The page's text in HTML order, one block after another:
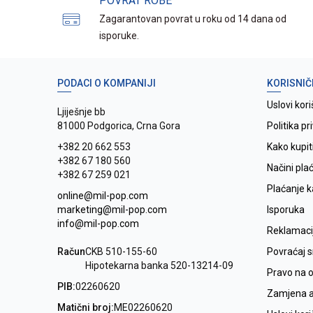
Zagarantovan povrat u roku od 14 dana od
isporuke.
PODACI O KOMPANIJI
Ljiješnje bb
81000 Podgorica, Crna Gora
+382 20 662 553
+382 67 180 560
+382 67 259 021
online@mil-pop.com
marketing@mil-pop.com
info@mil-pop.com
RačunCKB 510-155-60
Hipotekarna banka 520-13214-09
PIB:02260620
Matični broj:ME02260620
Uslovi
Politika
Kako kupiti
Načini
Plaćanje
Isporuka
Povraćaj
Pravo na
Zamjena